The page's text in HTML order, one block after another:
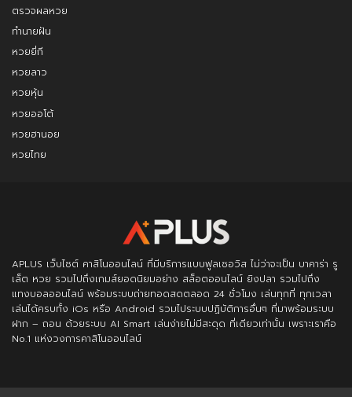
ตรวจผลหวย
ทำนายฝัน
หวยยี่กี
หวยลาว
หวยหุ้น
หวยออโต้
หวยฮานอย
หวยไทย
APLUS เว็บไซต์ คาสิโนออนไลน์ ที่มีบริการแบบฟูลเซอวิส ไม่ว่าจะเป็น บาคาร่า รู
เล็ต หวย รวมไปถึงเกมส์ยอดนิยมอย่าง สล็อตออนไลน์ ยิงปลา รวมไปถึง
แทงบอลออนไลน์ พร้อมระบบถ่ายทอดสดตลอด 24 ชั่วโมง เล่นทุกที่ ทุกเวลา
เล่นได้ครบทั้ง iOs หรือ Android รวมไประบบปฏิบัติการอื่นๆ ที่มาพร้อมระบบ
ฝาก – ถอน ด้วยระบบ AI Smart เล่นง่ายไม่มีสะดุด ที่เดียวเท่านั้น เพราะเราคือ
No.1 แห่งวงการคาสิโนออนไลน์